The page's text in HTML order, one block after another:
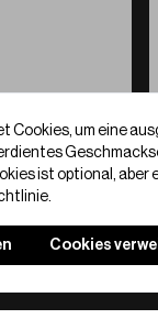
Cookies, um eine
ist optional, aber
Cookies